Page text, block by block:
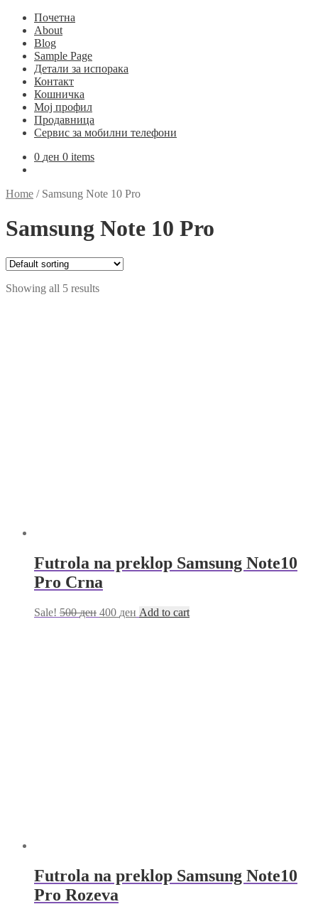
Почетна
About
Blog
Sample Page
Детали за испорака
Контакт
Кошничка
Мој профил
Продавница
Сервис за мобилни телефони
0 ден 0 items
Home / Samsung Note 10 Pro
Samsung Note 10 Pro
Showing all 5 results
Futrola na preklop Samsung Note10
Pro Crna
Sale! 500ден 400 ден Add to cart
Futrola na preklop Samsung Note10
Pro Rozeva